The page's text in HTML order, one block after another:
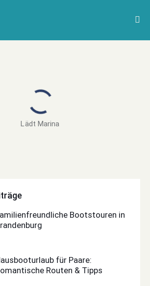
Lädt Marina
Bootstouren in
für Paare:
Routen & Tipps